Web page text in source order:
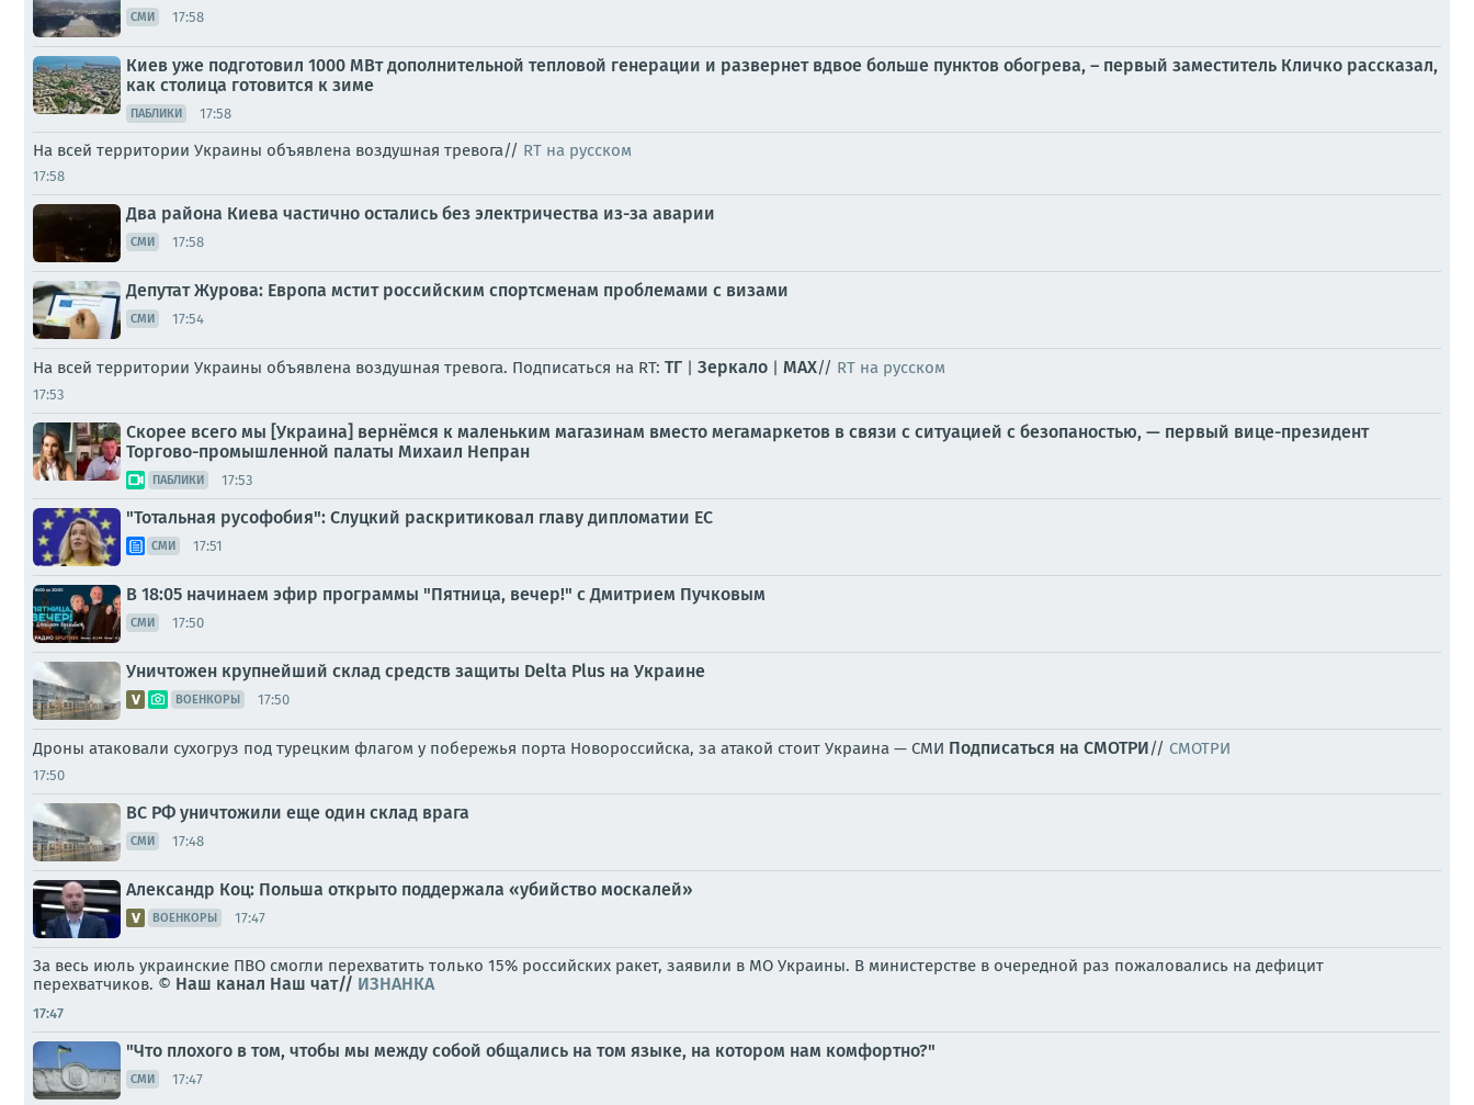
СМИ 17:58
Киев уже подготовил 1000 МВт дополнительной тепловой генерации и развернет вдвое больше пунктов обогрева, – первый заместитель Кличко рассказал,
как столица готовится к зиме
ПАБЛИКИ 17:58
На всей территории Украины объявлена воздушная тревога// RT на русском
17:58
Два района Киева частично остались без электричества из-за аварии
СМИ 17:58
Депутат Журова: Европа мстит российским спортсменам проблемами с визами
СМИ 17:54
На всей территории Украины объявлена воздушная тревога. Подписаться на RT: ТГ | Зеркало | MAX// RT на русском
17:53
Скорее всего мы [Украина] вернёмся к маленьким магазинам вместо мегамаркетов в связи с ситуацией с безопаностью, — первый вице-президент
Торгово-промышленной палаты Михаил Непран
ПАБЛИКИ 17:53
"Тотальная русофобия": Слуцкий раскритиковал главу дипломатии ЕС
СМИ 17:51
В 18:05 начинаем эфир программы "Пятница, вечер!" с Дмитрием Пучковым
СМИ 17:50
Уничтожен крупнейший склад средств защиты Delta Plus на Украине
ВОЕНКОРЫ 17:50
Дроны атаковали сухогруз под турецким флагом у побережья порта Новороссийска, за атакой стоит Украина — СМИ Подписаться на СМОТРИ// СМОТРИ
17:50
ВС РФ уничтожили еще один склад врага
СМИ 17:48
Александр Коц: Польша открыто поддержала «убийство москалей»
ВОЕНКОРЫ 17:47
За весь июль украинские ПВО смогли перехватить только 15% российских ракет, заявили в МО Украины. В министерстве в очередной раз пожаловались на дефицит
перехватчиков. © Наш канал Наш чат// ИЗНАНКА
17:47
"Что плохого в том, чтобы мы между собой общались на том языке, на котором нам комфортно?"
СМИ 17:47